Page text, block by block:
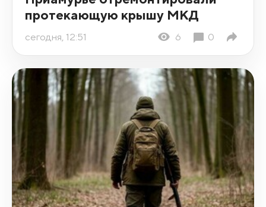
протекающую крышу МКД
сегодня, 12:51 6 0